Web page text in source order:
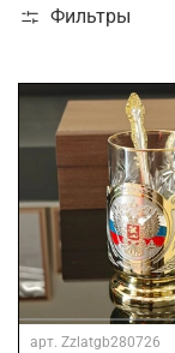
Фильтры
арт. Zzlatgb280726